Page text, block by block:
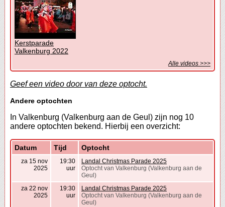
Kerstparade
Valkenburg 2022
Alle videos >>>
Geef een video door van deze optocht.
Andere optochten
In Valkenburg (Valkenburg aan de Geul) zijn nog 10
andere optochten bekend. Hierbij een overzicht:
Datum Tijd Optocht
za 15 nov
2025
19:30
uur
Landal Christmas Parade 2025
Optocht van Valkenburg (Valkenburg aan de
Geul)
za 22 nov
2025
19:30
uur
Landal Christmas Parade 2025
Optocht van Valkenburg (Valkenburg aan de
Geul)